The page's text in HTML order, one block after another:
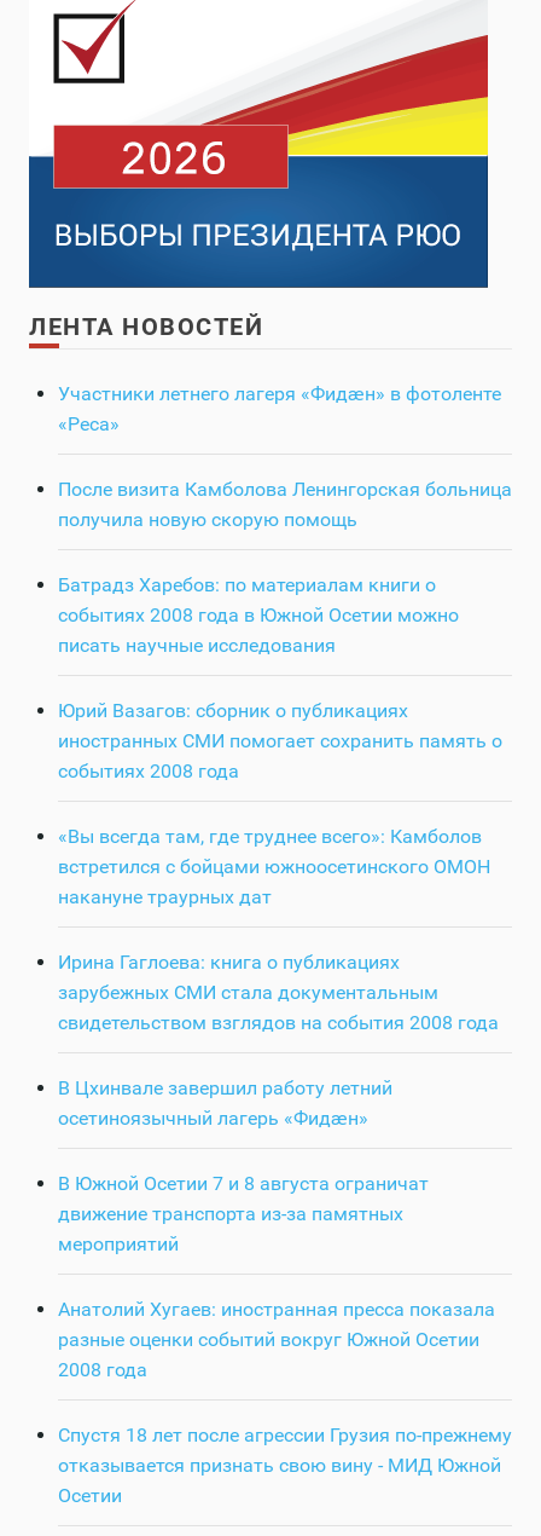
ЛЕНТА НОВОСТЕЙ
Участники летнего лагеря «Фидӕн» в фотоленте
«Реса»
После визита Камболова Ленингорская больница
получила новую скорую помощь
Батрадз Харебов: по материалам книги о
событиях 2008 года в Южной Осетии можно
писать научные исследования
Юрий Вазагов: сборник о публикациях
иностранных СМИ помогает сохранить память о
событиях 2008 года
«Вы всегда там, где труднее всего»: Камболов
встретился с бойцами южноосетинского ОМОН
накануне траурных дат
Ирина Гаглоева: книга о публикациях
зарубежных СМИ стала документальным
свидетельством взглядов на события 2008 года
В Цхинвале завершил работу летний
осетиноязычный лагерь «Фидӕн»
В Южной Осетии 7 и 8 августа ограничат
движение транспорта из-за памятных
мероприятий
Анатолий Хугаев: иностранная пресса показала
разные оценки событий вокруг Южной Осетии
2008 года
Спустя 18 лет после агрессии Грузия по-прежнему
отказывается признать свою вину - МИД Южной
Осетии